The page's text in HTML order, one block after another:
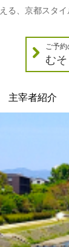
る、京都スタ
ご予
む
主宰者紹介